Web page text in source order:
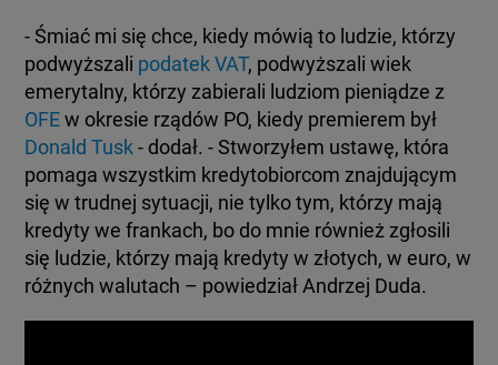
- Śmiać mi się chce, kiedy mówią to ludzie, którzy
podwyższali podatek VAT, podwyższali wiek
emerytalny, którzy zabierali ludziom pieniądze z
OFEw okresie rządów PO, kiedy premierem był
Donald Tusk- dodał. - Stworzyłem ustawę, która
pomaga wszystkim kredytobiorcom znajdującym
się w trudnej sytuacji, nie tylko tym, którzy mają
kredyty we frankach, bo do mnie również zgłosili
się ludzie, którzy mają kredyty w złotych, w euro, w
różnych walutach – powiedział Andrzej Duda.
WIĘCEJ
KANAŁY
REGULAMIN SERWISU
POLITYKA PRYWATNOŚCI